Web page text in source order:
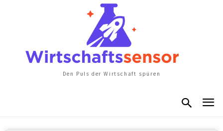
Den Puls der Wirtschaft spüren